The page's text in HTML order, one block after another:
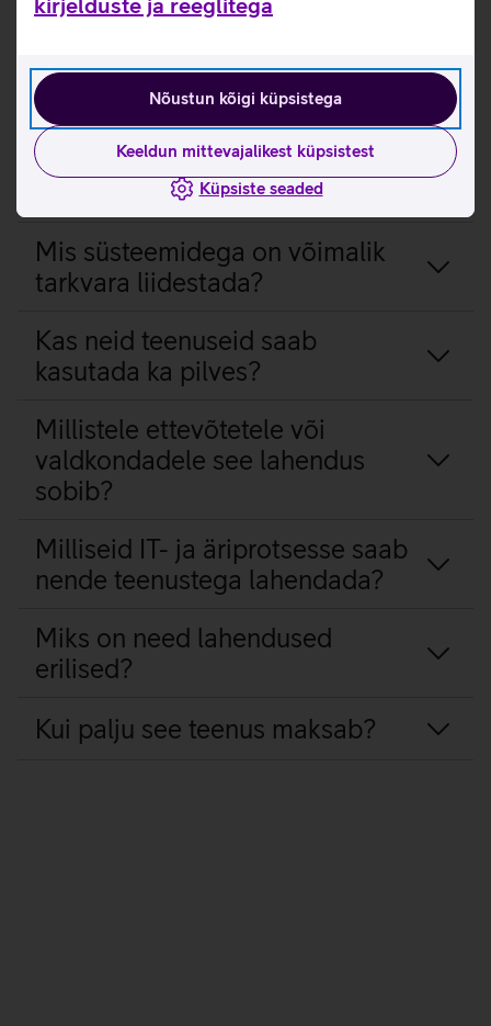
Nõustun kõigi küpsistega
Keeldun mittevajalikest küpsistest
Küpsiste seaded
Kas tarkvara saab proovida?
Kas teenus on moodulipõhine ja
millised on litsentseerimise
võimalused?
Mis süsteemidega on võimalik
tarkvara liidestada?
Kas neid teenuseid saab
kasutada ka pilves?
Millistele ettevõtetele või
valdkondadele see lahendus
sobib?
Milliseid IT- ja äriprotsesse saab
nende teenustega lahendada?
Miks on need lahendused
erilised?
Kui palju see teenus maksab?